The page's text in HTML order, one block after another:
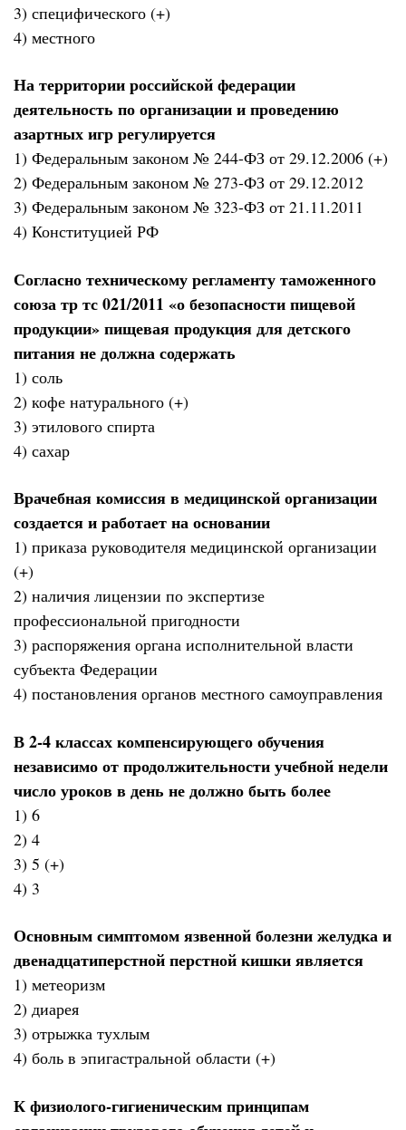
3) специфического (+)
4) местного
На территории российской федерации
деятельность по организации и проведению
азартных игр регулируется
1) Федеральным законом № 244-ФЗ от 29.12.2006 (+)
2) Федеральным законом № 273-ФЗ от 29.12.2012
3) Федеральным законом № 323-ФЗ от 21.11.2011
4) Конституцией РФ
Согласно техническому регламенту таможенного
союза тр тс 021/2011 «о безопасности пищевой
продукции» пищевая продукция для детского
питания не должна содержать
1) соль
2) кофе натурального (+)
3) этилового спирта
4) сахар
Врачебная комиссия в медицинской организации
создается и работает на основании
1) приказа руководителя медицинской организации
(+)
2) наличия лицензии по экспертизе
профессиональной пригодности
3) распоряжения органа исполнительной власти
субъекта Федерации
4) постановления органов местного самоуправления
В 2-4 классах компенсирующего обучения
независимо от продолжительности учебной недели
число уроков в день не должно быть более
1) 6
2) 4
3) 5 (+)
4) 3
Основным симптомом язвенной болезни желудка и
двенадцатиперстной перстной кишки является
1) метеоризм
2) диарея
3) отрыжка тухлым
4) боль в эпигастральной области (+)
К физиолого-гигиеническим принципам